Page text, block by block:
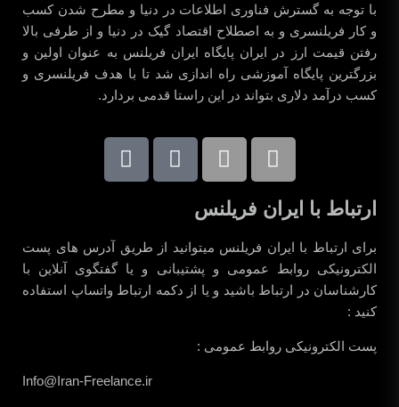
با توجه به گسترش فناوری اطلاعات در دنیا و مطرح شدن کسب
و کار فریلنسری و به اصطلاح اقتصاد گیک در دنیا و از طرفی بالا
رفتن قیمت ارز در ایران پایگاه ایران فریلنس به عنوان اولین و
بزرگترین پایگاه آموزشی راه اندازی شد تا با هدف فریلنسری و
کسب درآمد دلاری بتواند در این راستا قدمی بردارد.
ارتباط با ایران فریلنس
برای ارتباط با ایران فریلنس میتوانید از طریق آدرس های پست
الکترونیکی روابط عمومی و پشتیبانی و یا گفتگوی آنلاین با
کارشناسان در ارتباط باشید و یا از دکمه ارتباط واتساپ استفاده
کنید :
پست الکترونیکی روابط عمومی :
Info@Iran-Freelance.ir